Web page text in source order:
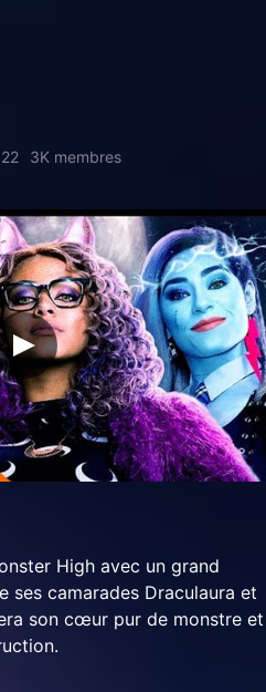
3K membres
High avec un grand
ses camarades Draculaura et
son cœur pur de monstre et